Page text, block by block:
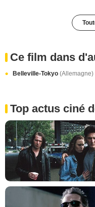
Ce film dans
Belleville-Tokyo (Allemagne)
Top actus ciné